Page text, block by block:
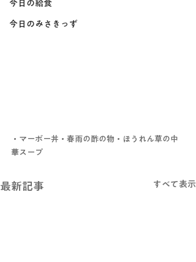
今日の給食
今日のみさきっず
・マーボー丼・春雨の酢の物・ほうれん草の中
華スープ
最新記事 すべて表示